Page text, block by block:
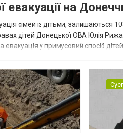
на
сімей із дітьми, залишаються
дітей Донецької ОВА Юлія
евакуація у примусовий спосіб